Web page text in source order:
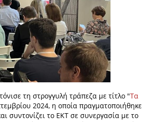
τη στρογγυλή τράπεζα με τίτλο "Τα
2024, η οποία πραγματοποιήθηκε
συντονίζει το ΕΚΤ σε συνεργασία με το